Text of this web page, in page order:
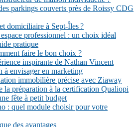
parkings couverts près de Roissy CDG
domiciliaire à Sept-Îles ?
professionnel : un choix idéal
pratique
faire le bon choix ?
inspirante de Nathan Vincent
à envisager en marketing
immobilière précise avec Ziaway
la préparation à la certification Qualiopi
fête à petit budget
: quel module choisir pour votre
des avantages